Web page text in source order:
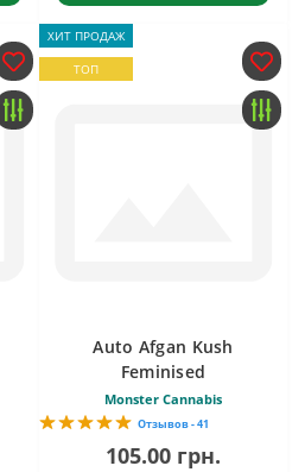
ХИТ ПРОДАЖ
ТОП
Auto Afgan Kush
Feminised
Monster Cannabis
Отзывов - 41
105.00 грн.